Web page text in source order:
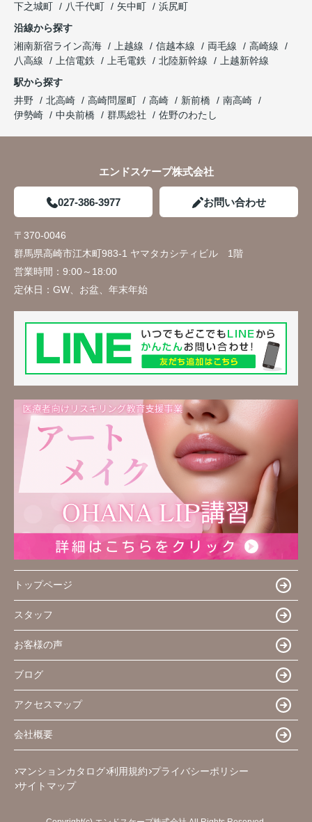
下之城町
八千代町 矢中町
浜尻町
沿線から探す
湘南新宿ライン高海
上越線 信越本線 両毛線
高崎線
八高線
上信電鉄 上毛電鉄 北陸新幹線
上越新幹線
駅から探す
井野
北高崎 高崎問屋町 高崎 新前橋
南高崎
伊勢崎
中央前橋 群馬総社 佐野のわたし
エンドスケープ株式会社
027-386-3977 お問い合わせ
〒370-0046
群馬県高崎市江木町983-1 ヤマタカシティビル 1階
営業時間： 9:00～18:00
定休日： GW、お盆、年末年始
トップページ
スタッフ
お客様の声
ブログ
アクセスマップ
会社概要
マンションカタログ 利用規約 プライバシーポリシー
サイトマップ